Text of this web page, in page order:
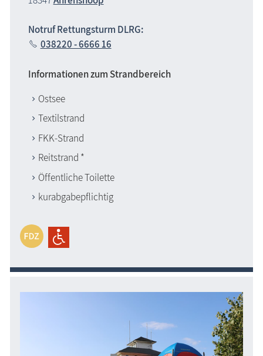
Notruf Rettungsturm DLRG:
038220 - 6666 16
Informationen zum Strandbereich
Ostsee
Textilstrand
FKK-Strand
Reitstrand *
Öffentliche Toilette
kurabgabepflichtig